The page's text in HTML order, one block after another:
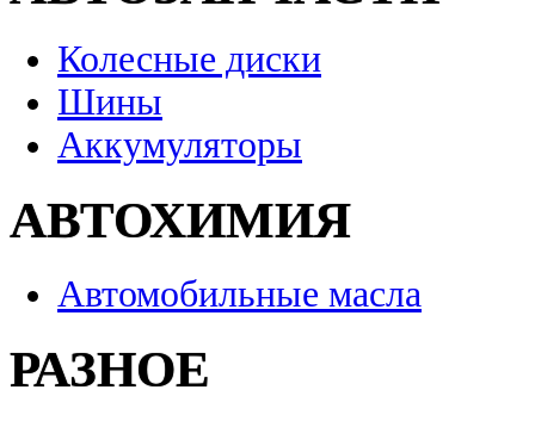
Колесные диски
Шины
Аккумуляторы
АВТОХИМИЯ
Автомобильные масла
РАЗНОЕ